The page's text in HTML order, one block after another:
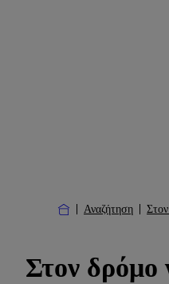
Αναζήτηση
Στον